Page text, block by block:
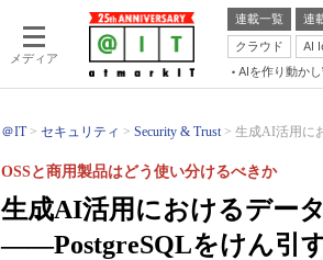
メディア
連載一覧 連
クラウド
AI
AIを作り動か
＠IT セキュリティ Security & Trust 生成AI活用に
生成AI活用におけるデー
――PostgreSQLをけん引
OSSと商用製品はどう使い分けるべきか